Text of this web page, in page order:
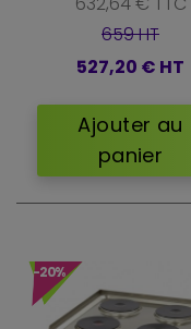
659 HT
527,20 € HT
Ajouter au
panier
-20%